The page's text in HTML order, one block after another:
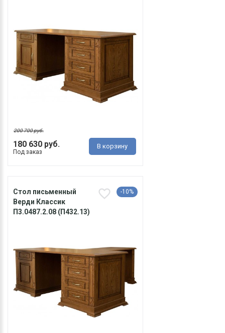
180 630 руб.
200 700 руб.
Под заказ
В корзину
Стол письменный
Верди Классик
П3.0487.2.08 (П432.13)
-10%